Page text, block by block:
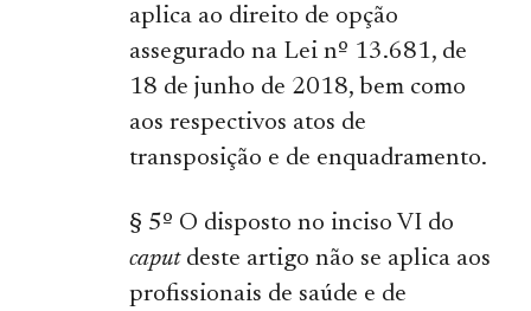
aplica ao direito de opção
assegurado na Lei nº 13.681, de
18 de junho de 2018, bem como
aos respectivos atos de
transposição e de enquadramento.
§ 5º O disposto no inciso VI do
caputdeste artigo não se aplica aos
profissionais de saúde e de